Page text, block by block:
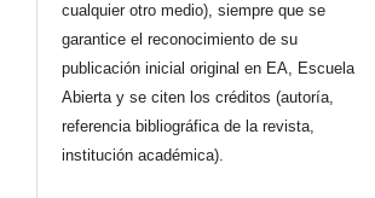
cualquier otro medio), siempre que se
garantice el reconocimiento de su
publicación inicial original en EA, Escuela
Abierta y se citen los créditos (autoría,
referencia bibliográfica de la revista,
institución académica).